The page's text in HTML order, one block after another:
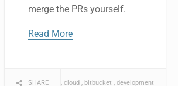
merge the PRs yourself.
Read More
SHARE
software cloud bitbucket development